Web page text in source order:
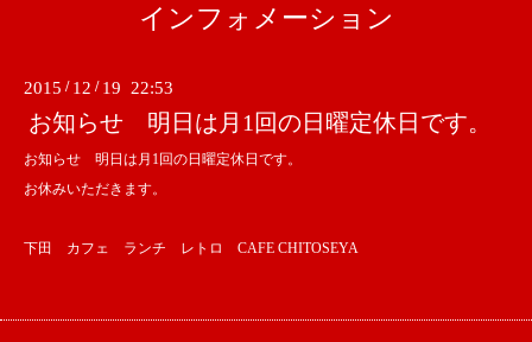
インフォメーション
2015 / 12 / 19 22:53
お知らせ 明日は月1回の日曜定休日です。
お知らせ 明日は月1回の日曜定休日です。
お休みいただきます。
下田 カフェ ランチ レトロ CAFE CHITOSEYA